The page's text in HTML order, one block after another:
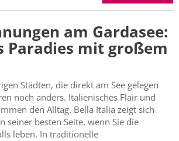
am Gardasee:
Paradies mit großem
Städten, die direkt am See gelegen
noch anders. Italienisches Flair und
den Alltag. Bella Italia zeigt sich
seiner besten Seite, wenn Sie die
leben. In traditionelle